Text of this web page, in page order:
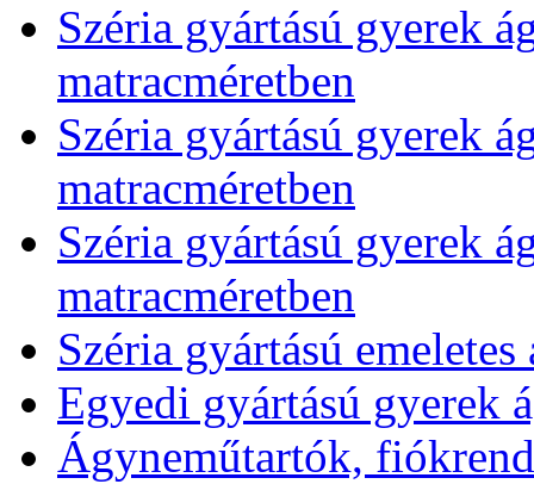
Széria gyártású gyerek
matracméretben
Széria gyártású gyerek
matracméretben
Széria gyártású gyerek
matracméretben
Széria gyártású
Egyedi gyártású gyerek
Ágyneműtartók,